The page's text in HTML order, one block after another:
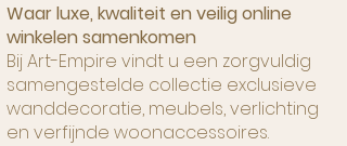
Waar luxe, kwaliteit en veilig online
winkelen samenkomen
Bij Art-Empire vindt u een zorgvuldig
samengestelde collectie exclusieve
wanddecoratie, meubels, verlichting
en verfijnde woonaccessoires.